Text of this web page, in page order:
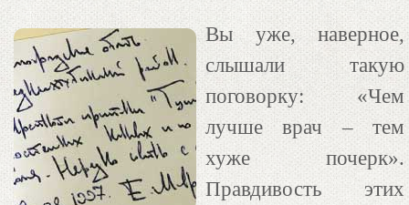
Вы уже, наверное,
слышали такую
поговорку: «Чем
лучше врач – тем
хуже почерк».
Правдивость этих